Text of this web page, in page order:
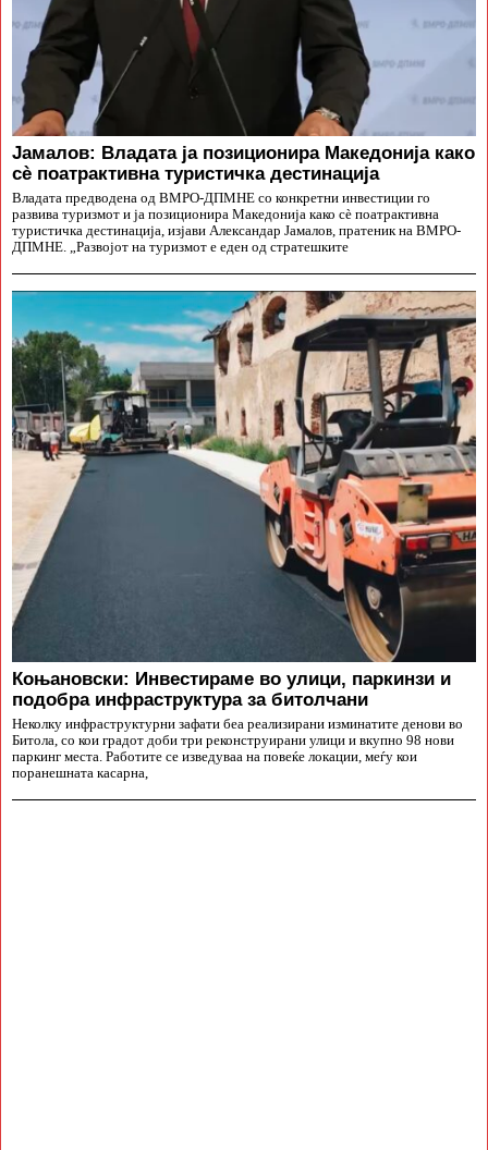
Јамалов: Владата ја позиционира Македонија како
сè поатрактивна туристичка дестинација
Владата предводена од ВМРО-ДПМНЕ со конкретни инвестиции го
развива туризмот и ја позиционира Македонија како сè поатрактивна
туристичка дестинација, изјави Александар Јамалов, пратеник на ВМРО-
ДПМНЕ. „Развојот на туризмот е еден од стратешките
Коњановски: Инвестираме во улици, паркинзи и
подобра инфраструктура за битолчани
Неколку инфраструктурни зафати беа реализирани изминатите денови во
Битола, со кои градот доби три реконструирани улици и вкупно 98 нови
паркинг места. Работите се изведуваа на повеќе локации, меѓу кои
поранешната касарна,